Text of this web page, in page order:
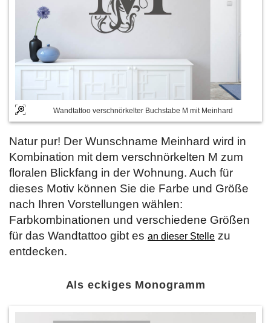
Wandtattoo verschnörkelter Buchstabe M mit Meinhard
Natur pur! Der Wunschname Meinhard wird in
Kombination mit dem verschnörkelten M zum
floralen Blickfang in der Wohnung. Auch für
dieses Motiv können Sie die Farbe und Größe
nach Ihren Vorstellungen wählen:
Farbkombinationen und verschiedene Größen
für das Wandtattoo gibt es an dieser Stelle zu
entdecken.
Als eckiges Monogramm